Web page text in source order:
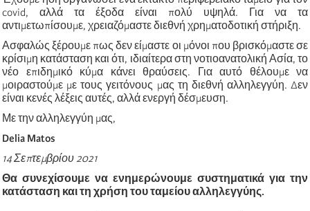
covid, αλλά τα έξοδα είναι πολύ υψηλά. Για να τα
αντιμετωπίσουμε, χρειαζόμαστε διεθνή χρηματοδοτική στήριξη.
Ασφαλώς ξέρουμε πως δεν είμαστε οι μόνοι που βρισκόμαστε σε
κρίσιμη κατάσταση και ότι, ιδιαίτερα στη νοτιοανατολική Ασία, το
νέο επιδημικό κύμα κάνει θραύσεις. Για αυτό θέλουμε να
μοιραστούμε με τους γειτόνους μας τη διεθνή αλληλεγγύη. Δεν
είναι κενές λέξεις αυτές, αλλά ενεργή δέσμευση.
Με την αλληλεγγύη μας,
Delia Matos
14Σεπτεμβρίου 2021
Θα συνεχίσουμε να ενημερώνουμε συστηματικά για την
κατάσταση και τη χρήση του ταμείου αλληλεγγύης.